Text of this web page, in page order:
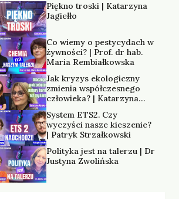
Piękno troski | Katarzyna
Jagiełło
Co wiemy o pestycydach w
żywności? | Prof. dr hab.
Maria Rembiałkowska
Jak kryzys ekologiczny
zmienia współczesnego
człowieka? | Katarzyna
System ETS2. Czy
wyczyści nasze kieszenie?
| Patryk Strzałkowski
Polityka jest na talerzu | Dr
Justyna Zwolińska